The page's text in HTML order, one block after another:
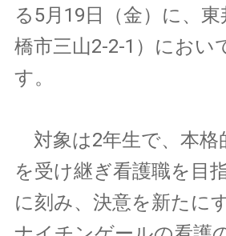
る5月19日（金）に、
橋市三山2-2-1）におい
す。
対象は2年生で、本格
を受け継ぎ看護職を目
に刻み、決意を新たに